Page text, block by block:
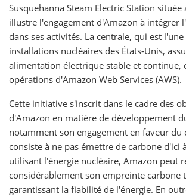
Susquehanna Steam Electric Station
illustre l'engagement d'Amazon à intégrer
dans ses activités. La centrale, qui est
installations nucléaires des États-Unis,
alimentation électrique stable et continue,
opérations d'Amazon Web Services (AWS).
Cette initiative s'inscrit dans le cadre des
d'Amazon en matière de développement
notamment son engagement en faveur du
consiste à ne pas émettre de carbone d'ici
utilisant l'énergie nucléaire, Amazon peut
considérablement son empreinte carbone
garantissant la fiabilité de l'énergie. En